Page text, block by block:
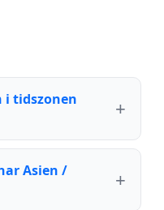
i tidszonen
Asien /